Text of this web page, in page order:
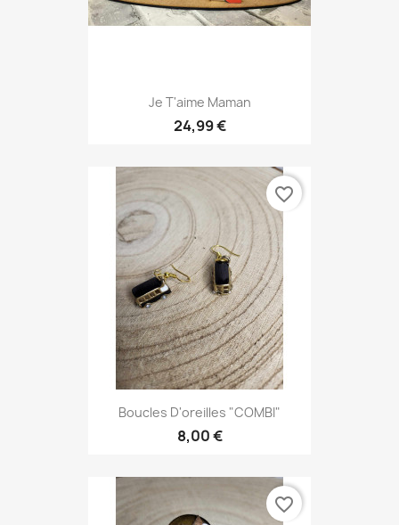
Je T'aime Maman
24,99 €
Boucles D'oreilles "COMBI"
8,00 €
favorite_border
favorite_border